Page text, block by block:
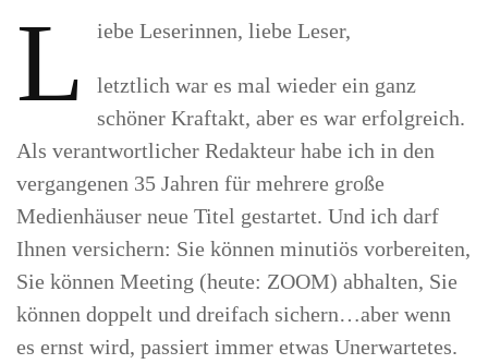
L iebe Leserinnen, liebe Leser,
letztlich war es mal wieder ein ganz
schöner Kraftakt, aber es war erfolgreich.
Als verantwortlicher Redakteur habe ich in den
vergangenen 35 Jahren für mehrere große
Medienhäuser neue Titel gestartet. Und ich darf
Ihnen versichern: Sie können minutiös vorbereiten,
Sie können Meeting (heute: ZOOM) abhalten, Sie
können doppelt und dreifach sichern…aber wenn
es ernst wird, passiert immer etwas Unerwartetes.